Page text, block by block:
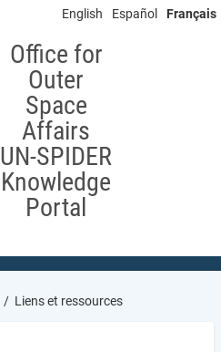
English Español Français
Office for
Outer
Space
Affairs
UN-SPIDER
Knowledge
Portal
Liens et ressources